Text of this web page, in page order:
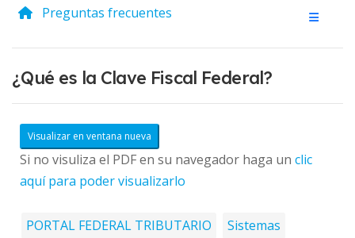
Preguntas frecuentes
¿Qué es la Clave Fiscal Federal?
Visualizar en ventana nueva
Si no visuliza el PDF en su navegador haga unclic
aquí para poder visualizarlo
PORTAL FEDERAL TRIBUTARIO Sistemas